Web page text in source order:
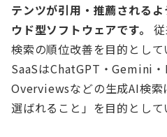
テンツが引用・推薦される
ウド型ソフトウェアです。
検索の順位改善を目的とし
SaaSはChatGPT・Gemini
Overviewsなどの生成AI検索
選ばれること」を目的として